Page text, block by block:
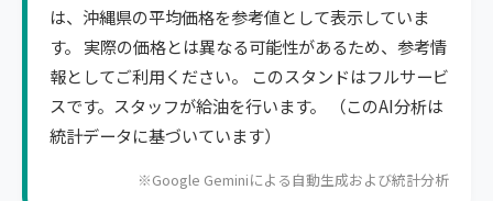
は、沖縄県の平均価格を参考値として表示していま
す。 実際の価格とは異なる可能性があるため、参考情
報としてご利用ください。 このスタンドはフルサービ
スです。スタッフが給油を行います。 （このAI分析は
統計データに基づいています）
※Google Geminiによる自動生成および統計分析